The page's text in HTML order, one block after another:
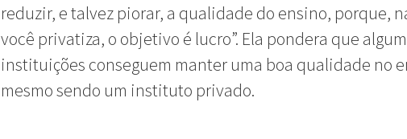
reduzir, e talvez piorar, a qualidade do ensino, porque,
você privatiza, o objetivo é lucro”. Ela pondera que
instituições conseguem manter uma boa qualidade no
mesmo sendo um instituto privado.